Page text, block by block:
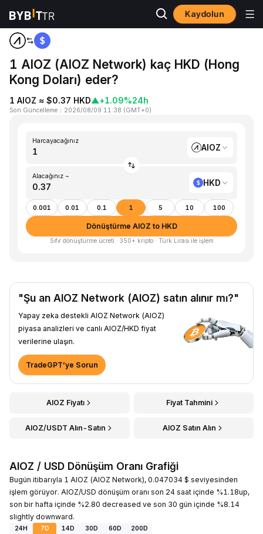
Kaydolun
Ana Sayfa AIOZ to HKD
1 AIOZ (AIOZ Network) kaç HKD (Hong
Kong Doları) eder?
1 AIOZ ≈ $0.37 HKD▲+1.09%24h
Son Güncelleme ： 2026/08/09 11:38 (GMT+0)
Harcayacağınız
AIOZ
Alacağınız ~
HKD
0.001 0.01 0.1 1 5 10 100
Dönüştürme AIOZ to HKD
Sıfır dönüştürme ücreti · 350+ kripto · Türk Lirası ile işlem
"Şu an AIOZ Network (AIOZ) satın alınır mı?"
Yapay zeka destekli AIOZ Network (AIOZ)
piyasa analizleri ve canlı AIOZ/HKD fiyat
verilerine ulaşın.
TradeGPT’ye Sorun
AIOZ Fiyatı Fiyat Tahmini
AIOZ/USDT Alın-Satın AIOZ Satın Alın
AIOZ / USD Dönüşüm Oranı Grafiği
Bugün itibarıyla 1 AIOZ (AIOZ Network), 0.047034 $ seviyesinden
işlem görüyor. AIOZ/USD dönüşüm oranı son 24 saat içinde %1.18up,
son bir hafta içinde %2.80 decreased ve son 30 gün içinde %8.14
slightly downward.
24H 7D 14D 30D 60D
200D